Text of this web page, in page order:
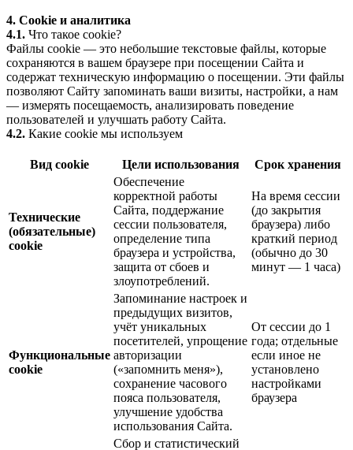
4. Cookie и аналитика
4.1. Что такое cookie?
Файлы cookie — это небольшие текстовые файлы, которые
сохраняются в вашем браузере при посещении Сайта и
содержат техническую информацию о посещении. Эти файлы
позволяют Сайту запоминать ваши визиты, настройки, а нам
— измерять посещаемость, анализировать поведение
пользователей и улучшать работу Сайта.
4.2. Какие cookie мы используем
Вид cookie Цели использования Срок хранения
Технические
(обязательные)
cookie
Обеспечение
корректной работы
Сайта, поддержание
сессии пользователя,
определение типа
браузера и устройства,
защита от сбоев и
злоупотреблений.
На время сессии
(до закрытия
браузера) либо
краткий период
(обычно до 30
минут — 1 часа)
Функциональные
cookie
Запоминание настроек и
предыдущих визитов,
учёт уникальных
посетителей, упрощение
авторизации
(«запомнить меня»),
сохранение часового
пояса пользователя,
улучшение удобства
использования Сайта.
От сессии до 1
года; отдельные
если иное не
установлено
настройками
браузера
Сбор и статистический